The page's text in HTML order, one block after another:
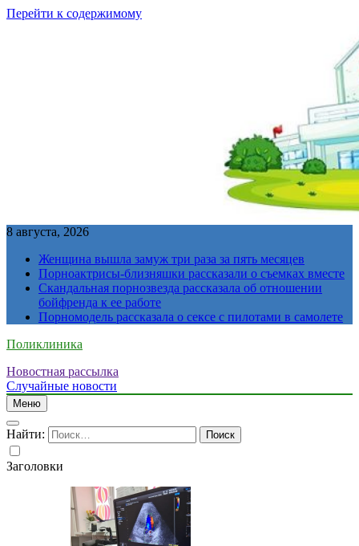
Перейти к содержимому
8 августа, 2026
Женщина вышла замуж три раза за пять месяцев
Порноактрисы-близняшки рассказали о съемках вместе
Скандальная порнозвезда рассказала об отношении
бойфренда к ее работе
Порномодель рассказала о сексе с пилотами в самолете
Поликлиника
Новостная рассылка
Случайные новости
Меню
Найти:
Заголовки